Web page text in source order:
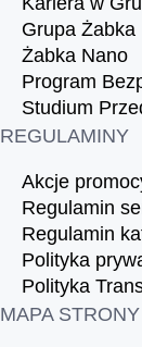
Grupa Żabka
Żabka Nano
Program
Studium
REGULAMINY
Akcje
Regulamin
Regulamin
Polityka
Polityka
MAPA STRONY